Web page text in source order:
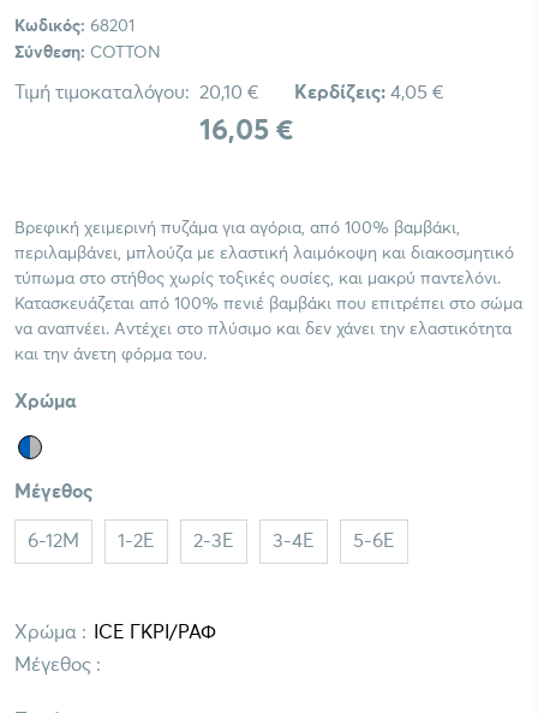
Κωδικός: 68201
Σύνθεση: COTTON
Τιμή τιμοκαταλόγου: 20,10 €
16,05 €
Κερδίζεις: 4,05 €
Βρεφική χειμερινή πυζάμα για αγόρια, από 100% βαμβάκι,
περιλαμβάνει, μπλούζα με ελαστική λαιμόκοψη και διακοσμητικό
τύπωμα στο στήθος χωρίς τοξικές ουσίες, και μακρύ παντελόνι.
Κατασκευάζεται από 100% πενιέ βαμβάκι που επιτρέπει στο σώμα
να αναπνέει. Αντέχει στο πλύσιμο και δεν χάνει την ελαστικότητα
και την άνετη φόρμα του.
Χρώμα
Μέγεθος
6-12M 1-2E 2-3E 3-4E 5-6E
Χρώμα :
Μέγεθος :